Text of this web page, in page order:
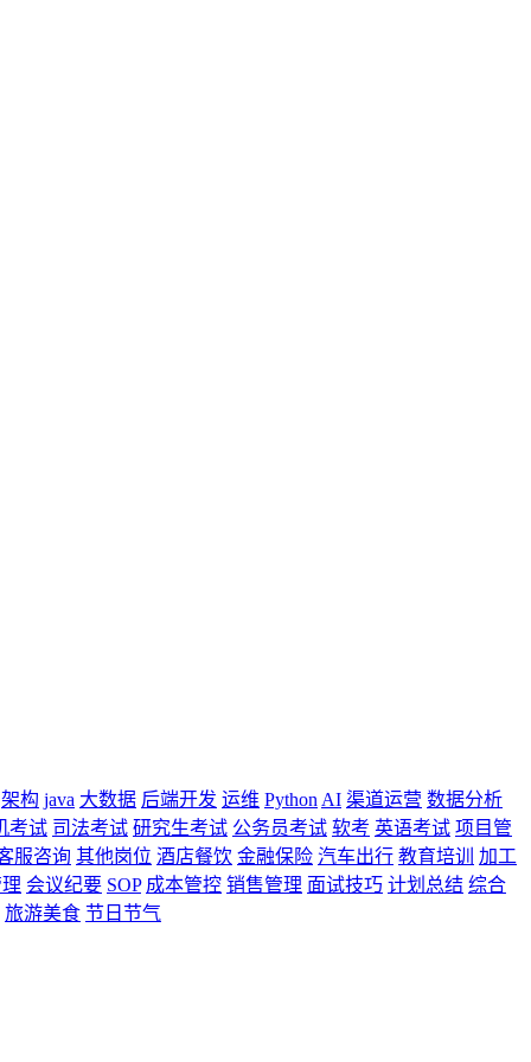
架构 java 大数据 后端开发 运维 Python AI 渠道运营 数据分析
考试 司法考试 研究生考试 公务员考试 软考 英语考试 项目管
服咨询 其他岗位 酒店餐饮 金融保险 汽车出行 教育培训
加工
会议纪要 SOP 成本管控 销售管理 面试技巧 计划总结 综合
旅游美食 节日节气